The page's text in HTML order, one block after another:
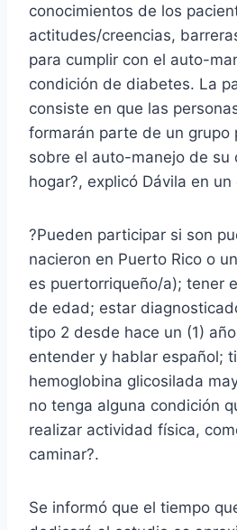
conocimientos de los
actitudes/creencias,
para cumplir con el auto-
condición de diabetes. La
consiste en que las
formarán parte de un grupo
sobre el auto-manejo de su
hogar?, explicó Dávila en
?Pueden participar si son
nacieron en Puerto Rico o
es puertorriqueño/a); tener
de edad; estar
tipo 2 desde hace un (1)
entender y hablar español;
hemoglobina glicosilada
no tenga alguna condición
realizar actividad física,
caminar?.
Se informó que el tiempo